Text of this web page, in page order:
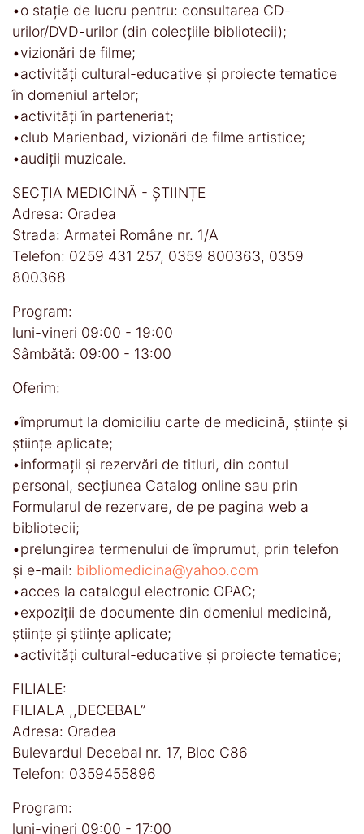
•o staţie de lucru pentru: consultarea CD-
urilor/DVD-urilor (din colecţiile bibliotecii);
•vizionări de filme;
•activităţi cultural-educative şi proiecte tematice
în domeniul artelor;
•activități în parteneriat;
•club Marienbad, vizionări de filme artistice;
•audiții muzicale.
SECȚIA MEDICINĂ - ȘTIINȚE
Adresa: Oradea
Strada: Armatei Române nr. 1/A
Telefon: 0259 431 257, 0359 800363, 0359
800368
Program:
luni-vineri 09:00 - 19:00
Sâmbătă: 09:00 - 13:00
Oferim:
•împrumut la domiciliu carte de medicină, științe și
științe aplicate;
•informaţii și rezervări de titluri, din contul
personal, secţiunea Catalog online sau prin
Formularul de rezervare, de pe pagina web a
bibliotecii;
•prelungirea termenului de împrumut, prin telefon
și e-mail: bibliomedicina@yahoo.com
•acces la catalogul electronic OPAC;
•expoziţii de documente din domeniul medicină,
științe și științe aplicate;
•activităţi cultural-educative şi proiecte tematice;
FILIALE:
FILIALA ,,DECEBAL’’
Adresa: Oradea
Bulevardul Decebal nr. 17, Bloc C86
Telefon: 0359455896
Program:
luni-vineri 09:00 - 17:00